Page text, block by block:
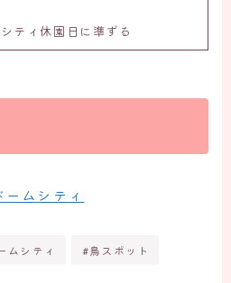
ティ休園日に準ずる
ムシティ
ムシティ #鳥スポット